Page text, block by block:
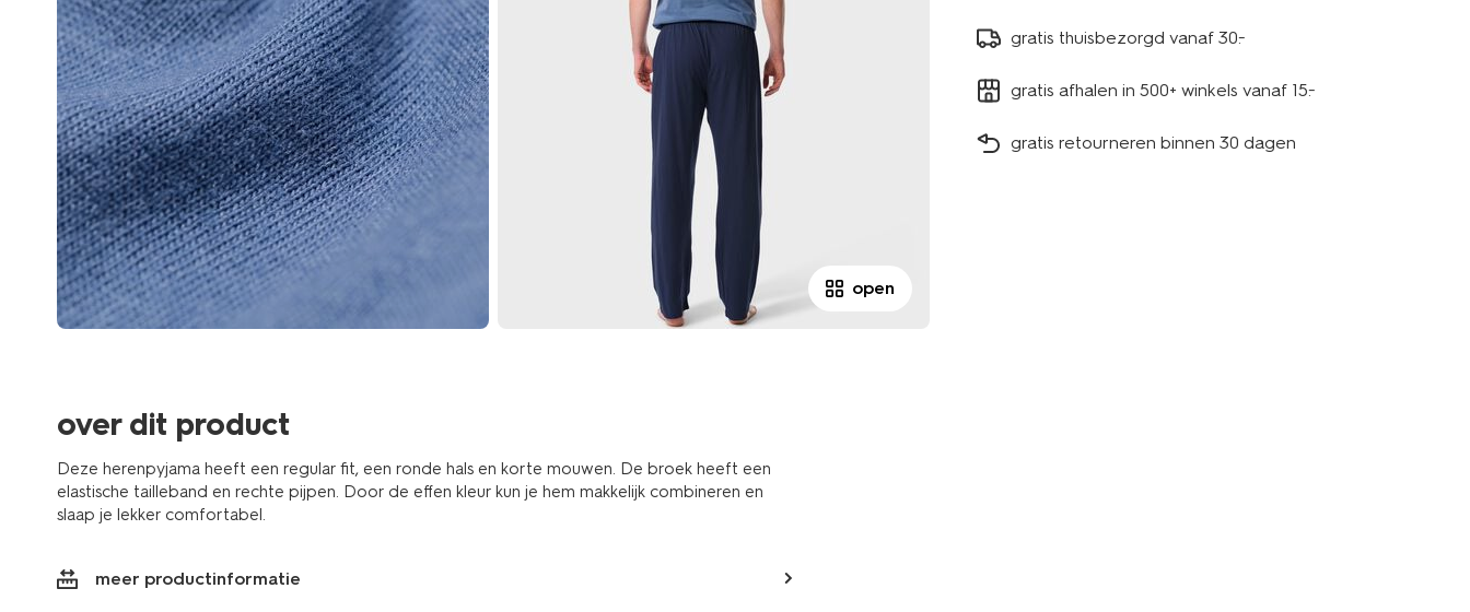
open
over dit product
Deze herenpyjama heeft een regular fit, een ronde hals en korte mouwen. De broek heeft een
elastische tailleband en rechte pijpen. Door de effen kleur kun je hem makkelijk combineren en
slaap je lekker comfortabel.
meer productinformatie
gratis thuisbezorgd vanaf 30.-
gratis afhalen in 500+ winkels vanaf 15.-
gratis retourneren binnen 30 dagen